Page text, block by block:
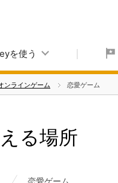
を使う
ンラインゲーム 恋愛ゲーム
る場所
恋愛ゲーム